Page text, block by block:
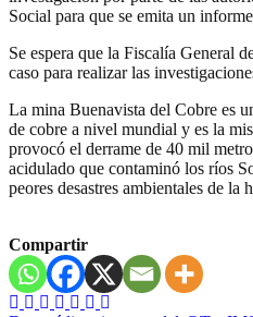
Social para que se emita un
Se espera que la Fiscalía General
caso para realizar las
La mina Buenavista del Cobre es
de cobre a nivel mundial y es la
provocó el derrame de 40 mil
acidulado que contaminó los ríos
peores desastres ambientales de la
Compartir